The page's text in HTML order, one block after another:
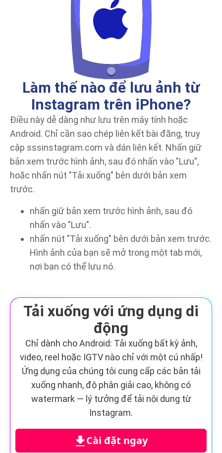
Làm thế nào để lưu ảnh từ
Instagram trên iPhone?
Điều này dễ dàng như lưu trên máy tính hoặc
Android. Chỉ cần sao chép liên kết bài đăng, truy
cập sssinstagram.com và dán liên kết. Nhấn giữ
bản xem trước hình ảnh, sau đó nhấn vào "Lưu",
hoặc nhấn nút "Tải xuống" bên dưới bản xem
trước.
nhấn giữ bản xem trước hình ảnh, sau đó
nhấn vào "Lưu".
nhấn nút "Tải xuống" bên dưới bản xem trước.
Hình ảnh của bạn sẽ mở trong một tab mới,
nơi bạn có thể lưu nó.
Tải xuống với ứng dụng di
động
Chỉ dành cho Android: Tải xuống bất kỳ ảnh,
video, reel hoặc IGTV nào chỉ với một cú nhấp!
Ứng dụng của chúng tôi cung cấp các bản tải
xuống nhanh, độ phân giải cao, không có
watermark — lý tưởng để tải nội dung từ
Instagram.
Cài đặt ngay